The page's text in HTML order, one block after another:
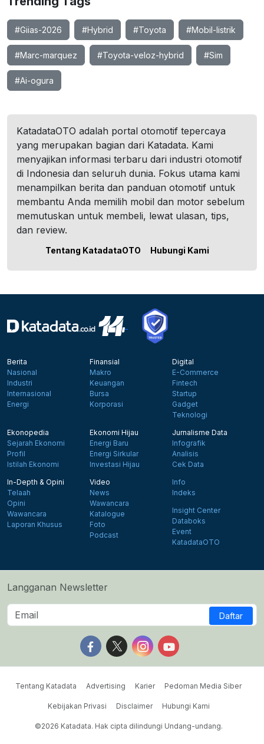
#Giias-2026 #Hybrid #Toyota #Mobil-listrik
#Marc-marquez #Toyota-veloz-hybrid #Sim
#Ai-ogura
KatadataOTO adalah portal otomotif tepercaya
yang merupakan bagian dari Katadata. Kami
menyajikan informasi terbaru dari industri otomotif
di Indonesia dan seluruh dunia. Fokus utama kami
menampilkan berita dan panduan otomotif untuk
membantu Anda memilih mobil dan motor sebelum
memutuskan untuk membeli, lewat ulasan, tips,
dan review.
Tentang KatadataOTO Hubungi Kami
Berita
Nasional
Industri
Internasional
Energi
Finansial
Makro
Keuangan
Bursa
Korporasi
Digital
E-Commerce
Fintech
Startup
Gadget
Teknologi
Ekonopedia
Sejarah Ekonomi
Profil
Istilah Ekonomi
Ekonomi Hijau
Energi Baru
Energi Sirkular
Investasi Hijau
Jurnalisme Data
Infografik
Analisis
Cek Data
In-Depth & Opini
Telaah
Opini
Wawancara
Laporan Khusus
Video
News
Wawancara
Katalogue
Foto
Podcast
Info
Indeks
Insight Center
Databoks
Event
KatadataOTO
Langganan Newsletter
Daftar
Follow us on Facebook
Follow us on X
Follow us on Instagram
Follow us on
Tentang Katadata Advertising Karier Pedoman Media Siber
Kebijakan Privasi Disclaimer Hubungi Kami
©2026 Katadata. Hak cipta dilindungi Undang-undang.